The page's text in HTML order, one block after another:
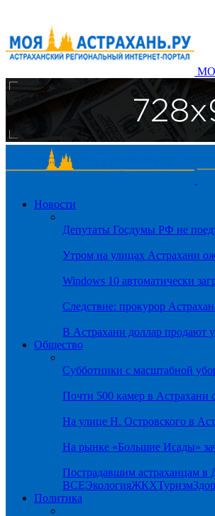
Новости
Депутаты Госдумы РФ не
Утром на улицах Астрахани
Windows 10 автоматически
Следствие: прокурор
В Астрахани доллар продают
Общество
Субботники с масштабной
Почти 500 камер в Астрахани
На улице Н. Островского в
На рынке «Большие Исады»
Пострадавшим астраханцам в
ВСЕЭкологияЖКХТуризм
Политика